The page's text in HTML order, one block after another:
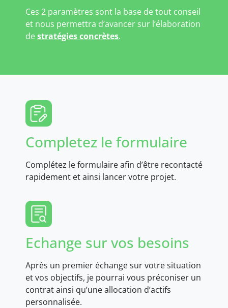
Ces 2 paramètres sont la base de tout conseil
et nous permettra d’avancer sur l’élaboration
destratégies concrètes.
Completez le formulaire
Complétez le formulaire afin d’être recontacté
rapidement et ainsi lancer votre projet.
Echange sur vos besoins
Après un premier échange sur votre situation
et vos objectifs, je pourrai vous préconiser un
contrat ainsi qu’une allocation d’actifs
personnalisée.